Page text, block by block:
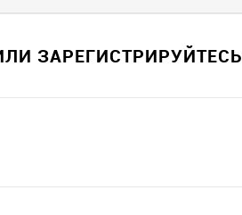
ЗАРЕГИСТРИРУЙТЕСЬ